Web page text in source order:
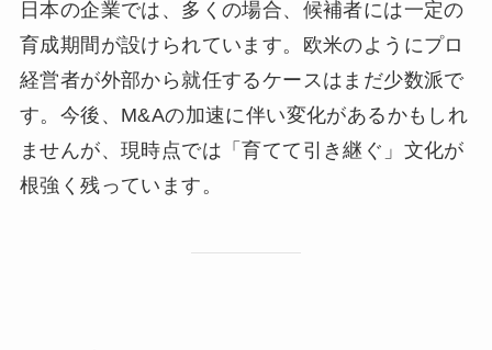
日本の企業では、多くの場合、候補者には一定の
育成期間が設けられています。欧米のようにプロ
経営者が外部から就任するケースはまだ少数派で
す。今後、M&Aの加速に伴い変化があるかもしれ
ませんが、現時点では「育てて引き継ぐ」文化が
根強く残っています。